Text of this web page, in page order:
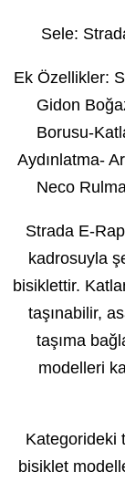
Sele:
Ek Özellikler:
Gidon
Borusu-
Aydınlatma-
Neco
Strada E-
kadrosuyla
bisiklettir.
taşınabilir,
taşıma
modelleri
Kategorideki
bisiklet